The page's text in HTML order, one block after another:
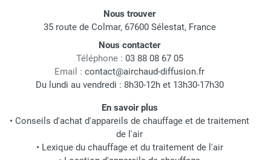
Nous trouver
35 route de Colmar, 67600 Sélestat, France
Nous contacter
Téléphone : 03 88 08 67 05
Email : contact@airchaud-diffusion.fr
Du lundi au vendredi : 8h30-12h et 13h30-17h30
En savoir plus
• Conseils d'achat d'appareils de chauffage et de traitement
de l'air
• Lexique du chauffage et du traitement de l'air